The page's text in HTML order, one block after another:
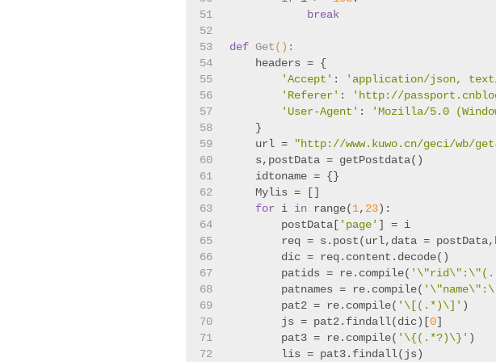
51
52
53
54
55
56
57
58
59
60
61
62
63
64
65
66
67
68
69
70
71
72
break
def Get () :
    headers = {
'Accept' : 'application/json,
'Referer' : 'http://
'User-Agent' :
'Mozilla/5.0
    }
    url =
"http://www.kuwo.cn/geci/wb/
    s,postData = getPostdata()
    idtoname = {}
    Mylis = []
for i in range( 1, 23):
        postData[
'page'
] = i
req = s.post(url,data =
        dic = req.content.decode()
        patids = re.compile(
        patnames = re.compile(
        pat2 = re.compile(
'\[(.*)\]' )
        js = pat2.findall(dic)[
0]
        pat3 = re.compile(
'\{(.*?)\}' )
        lis = pat3.findall(js)